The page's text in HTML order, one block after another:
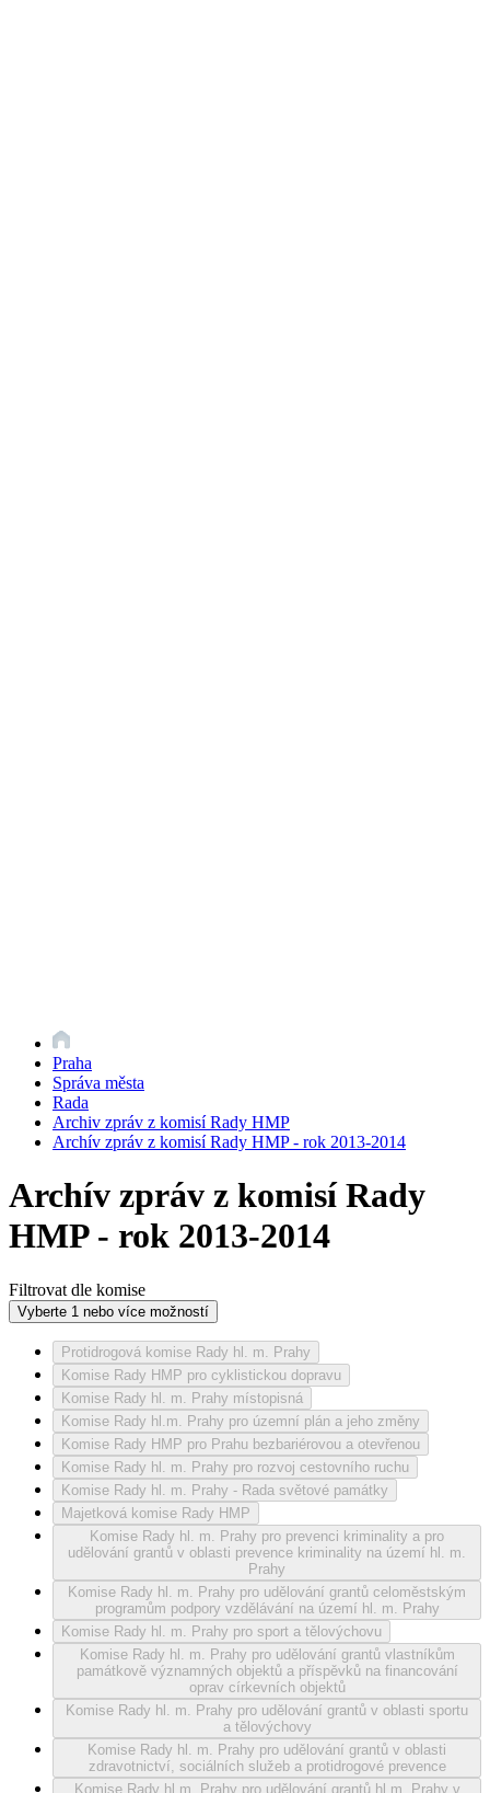
Praha
Správa města
Rada
Archiv zpráv z komisí Rady HMP
Archív zpráv z komisí Rady HMP - rok 2013-2014
Archív zpráv z komisí Rady
HMP - rok 2013-2014
Filtrovat dle komise
Vyberte 1 nebo více možností
Protidrogová komise Rady hl. m. Prahy
Komise Rady HMP pro cyklistickou dopravu
Komise Rady hl. m. Prahy místopisná
Komise Rady hl.m. Prahy pro územní plán a jeho změny
Komise Rady HMP pro Prahu bezbariérovou a otevřenou
Komise Rady hl. m. Prahy pro rozvoj cestovního ruchu
Komise Rady hl. m. Prahy - Rada světové památky
Majetková komise Rady HMP
Komise Rady hl. m. Prahy pro prevenci kriminality a pro
udělování grantů v oblasti prevence kriminality na území hl. m.
Prahy
Komise Rady hl. m. Prahy pro udělování grantů celoměstským
programům podpory vzdělávání na území hl. m. Prahy
Komise Rady hl. m. Prahy pro sport a tělovýchovu
Komise Rady hl. m. Prahy pro udělování grantů vlastníkům
památkově významných objektů a příspěvků na financování
oprav církevních objektů
Komise Rady hl. m. Prahy pro udělování grantů v oblasti sportu
a tělovýchovy
Komise Rady hl. m. Prahy pro udělování grantů v oblasti
zdravotnictví, sociálních služeb a protidrogové prevence
Komise Rady hl.m. Prahy pro udělování grantů hl.m. Prahy v